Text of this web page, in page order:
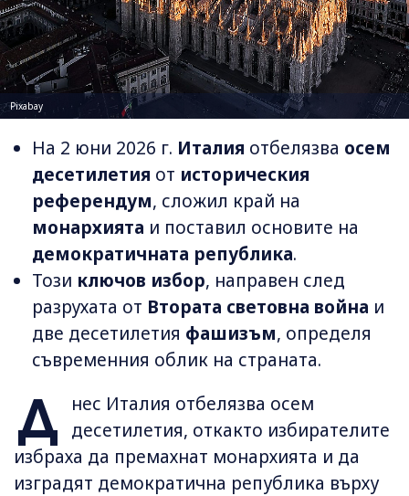
Pixabay
На 2 юни 2026 г. Италия отбелязва осем
десетилетия от историческия
референдум, сложил край на
монархията и поставил основите на
демократичната република.
Този ключов избор, направен след
разрухата от Втората световна война и
две десетилетия фашизъм, определя
съвременния облик на страната.
Д
нес Италия отбелязва осем
десетилетия, откакто избирателите
избраха да премахнат монархията и да
изградят демократична република върху